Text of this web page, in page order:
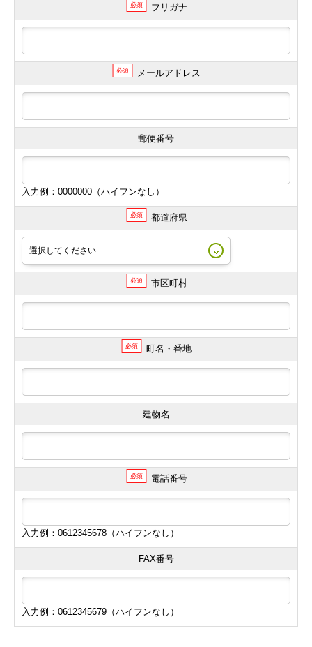
必須 フリガナ
必須 メールアドレス
郵便番号
入力例：0000000（ハイフンなし）
必須 都道府県
必須 市区町村
必須 町名・番地
建物名
必須 電話番号
入力例：0612345678（ハイフンなし）
FAX番号
入力例：0612345679（ハイフンなし）